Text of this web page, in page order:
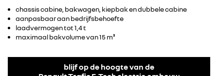
chassis cabine, bakwagen, kiepbak en dubbele cabine
aanpasbaar aan bedrijfsbehoefte
laadvermogen tot 1,4 t
maximaal bakvolume van 15 m³
blijf op de hoogte van de